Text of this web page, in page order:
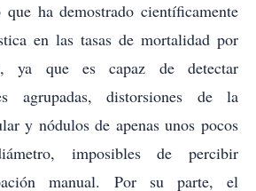
ha demostrado científicamente
en las tasas de mortalidad por
ya que es capaz de detectar
agrupadas, distorsiones de la
y nódulos de apenas unos pocos
imposibles de percibir
manual. Por su parte, el